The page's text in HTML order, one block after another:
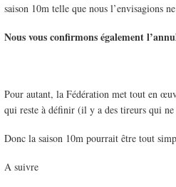
saison 10m telle que nous l’envisagions
Nous vous confirmons également
Pour autant, la Fédération met tout en
qui reste à définir (il y a des tireurs qui
Donc la saison 10m pourrait être tout
A suivre